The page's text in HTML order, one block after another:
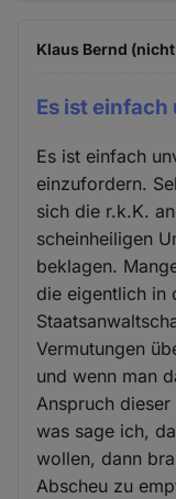
Klaus Bernd
Es ist
Es ist einfach
einzufordern.
sich die r.k.K.
scheinheiligen
beklagen.
die eigentlich in
Vermutungen
und wenn man
Anspruch
was sage ich,
wollen, dann
Abscheu zu